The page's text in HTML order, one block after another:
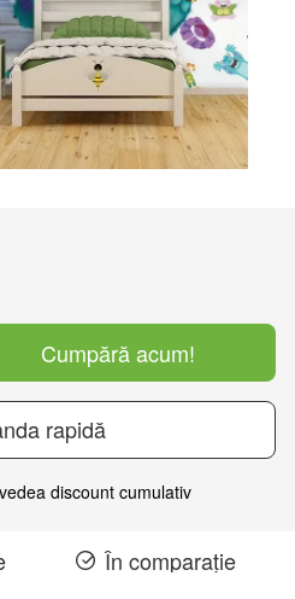
Cumpără acum!
rapidă
discount cumulativ
În comparație